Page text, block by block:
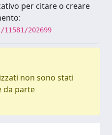
per citare o creare
202699
non sono stati
da parte